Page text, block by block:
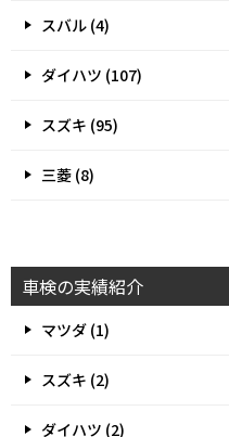
スバル (4)
ダイハツ (107)
スズキ (95)
三菱 (8)
車検の実績紹介
マツダ (1)
スズキ (2)
ダイハツ (2)